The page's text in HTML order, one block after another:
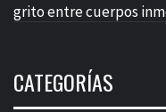
grito entre cuerpos
CATEGORÍAS